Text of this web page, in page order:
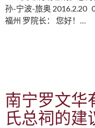
孙-宁波-旅奥 2016.2.20
福州 罗院长： 您好！…
南宁罗文华
氏总祠的建